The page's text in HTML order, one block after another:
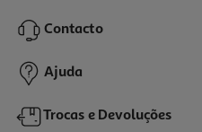
5,99 €
Contacto
Ajuda
Trocas e Devoluções